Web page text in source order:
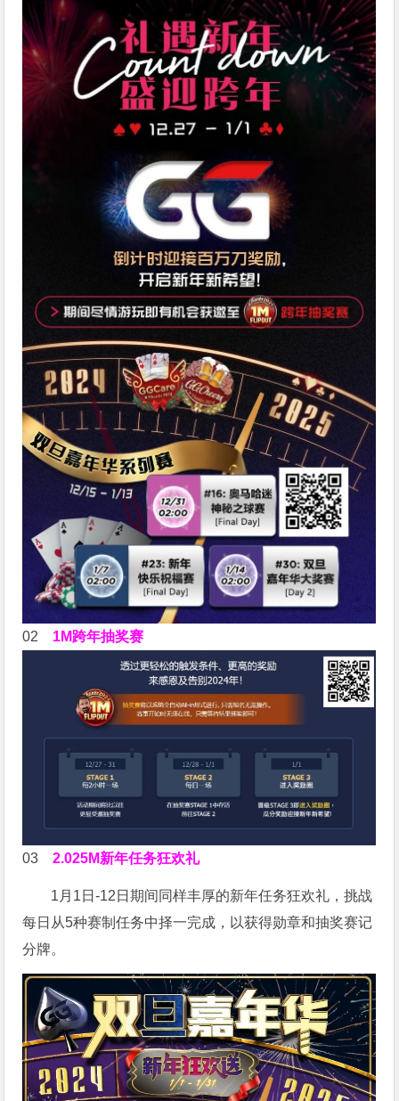
02 1M跨年抽奖赛
032.025M新年任务狂欢礼
1月1日-12日期间同样丰厚的新年任务狂欢礼，挑战
每日从5种赛制任务中择一完成，以获得勋章和抽奖赛记
分牌。